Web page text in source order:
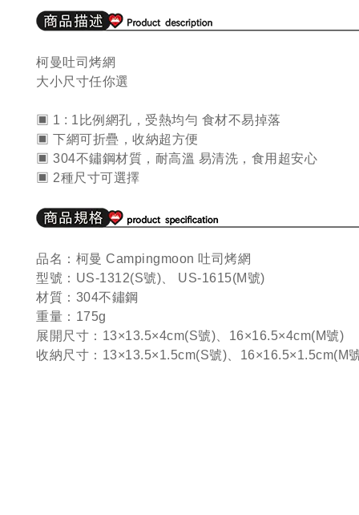
柯曼吐司烤網
大小尺寸任你選
▣ 1 : 1比例網孔，受熱均勻 食材不易掉落
▣ 下網可折疊，收納超方便
▣ 304不鏽鋼材質，耐高溫 易清洗，食用超安心
▣ 2種尺寸可選擇
品名：柯曼 Campingmoon 吐司烤網
型號：US-1312(S號)、 US-1615(M號)
材質：304不鏽鋼
重量：175g
展開尺寸：13×13.5×4cm(S號)、16×16.5×4cm(M號)
收納尺寸：13×13.5×1.5cm(S號)、16×16.5×1.5cm(M